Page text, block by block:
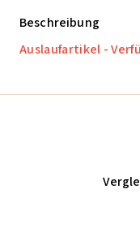
Beschreibung
Auslaufartikel -